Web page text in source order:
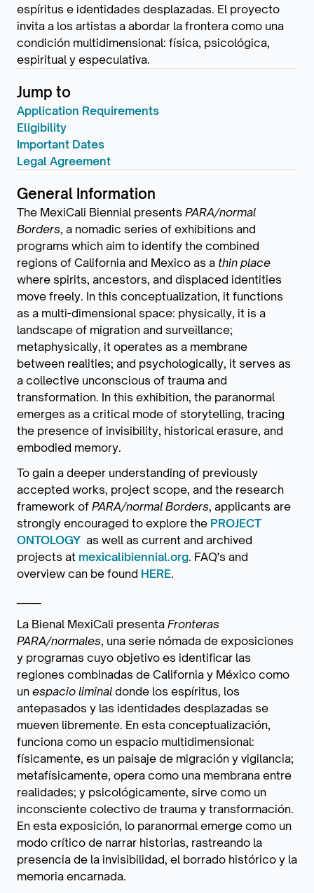
espíritus e identidades desplazadas. El proyecto
invita a los artistas a abordar la frontera como una
condición multidimensional: física, psicológica,
espiritual y especulativa.
Jump to
Application Requirements
Eligibility
Important Dates
Legal Agreement
General Information
The MexiCali Biennial presents PARA/normal
Borders, a nomadic series of exhibitions and
programs which aim to identify the combined
regions of California and Mexico as a thin place
where spirits, ancestors, and displaced identities
move freely. In this conceptualization, it functions
as a multi-dimensional space: physically, it is a
landscape of migration and surveillance;
metaphysically, it operates as a membrane
between realities; and psychologically, it serves as
a collective unconscious of trauma and
transformation. In this exhibition, the paranormal
emerges as a critical mode of storytelling, tracing
the presence of invisibility, historical erasure, and
embodied memory.
To gain a deeper understanding of previously
accepted works, project scope, and the research
framework of PARA/normal Borders, applicants are
strongly encouraged to explore the PROJECT
ONTOLOGY as well as current and archived
projects at mexicalibiennial.org. FAQ's and
overview can be found HERE.
La Bienal MexiCali presenta Fronteras
PARA/normales, una serie nómada de exposiciones
y programas cuyo objetivo es identificar las
regiones combinadas de California y México como
un espacio liminal donde los espíritus, los
antepasados y las identidades desplazadas se
mueven libremente. En esta conceptualización,
funciona como un espacio multidimensional:
físicamente, es un paisaje de migración y vigilancia;
metafísicamente, opera como una membrana entre
realidades; y psicológicamente, sirve como un
inconsciente colectivo de trauma y transformación.
En esta exposición, lo paranormal emerge como un
modo crítico de narrar historias, rastreando la
presencia de la invisibilidad, el borrado histórico y la
memoria encarnada.